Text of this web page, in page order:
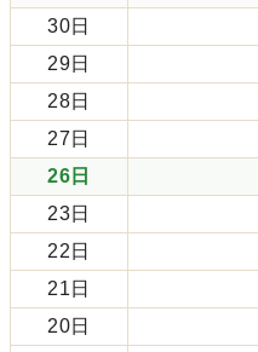
30日
29日
28日
27日
26日
23日
22日
21日
20日